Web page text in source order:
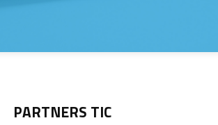
PARTNERS TIC